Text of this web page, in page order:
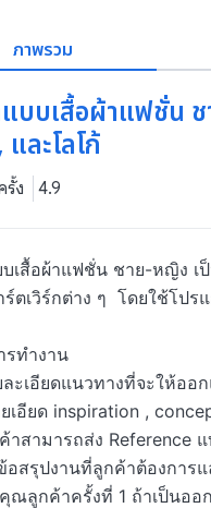
ภาพรวม
บบเสื้อผ้าแฟชั่น
ละโลโก้
รั้ง 4.9
เสื้อผ้าแฟชั่น ชาย-หญิง เ
ตเวิร์กต่าง ๆ  โดยใช้โปร
ทำงาน
ละเอียดแนวทางที่จะให้ออ
เอียด inspiration ,
สามารถส่ง Reference
อสรุปงานที่ลูกค้าต้องการ
ณลูกค้าครั้งที่ 1 ถ้าเป็นอ